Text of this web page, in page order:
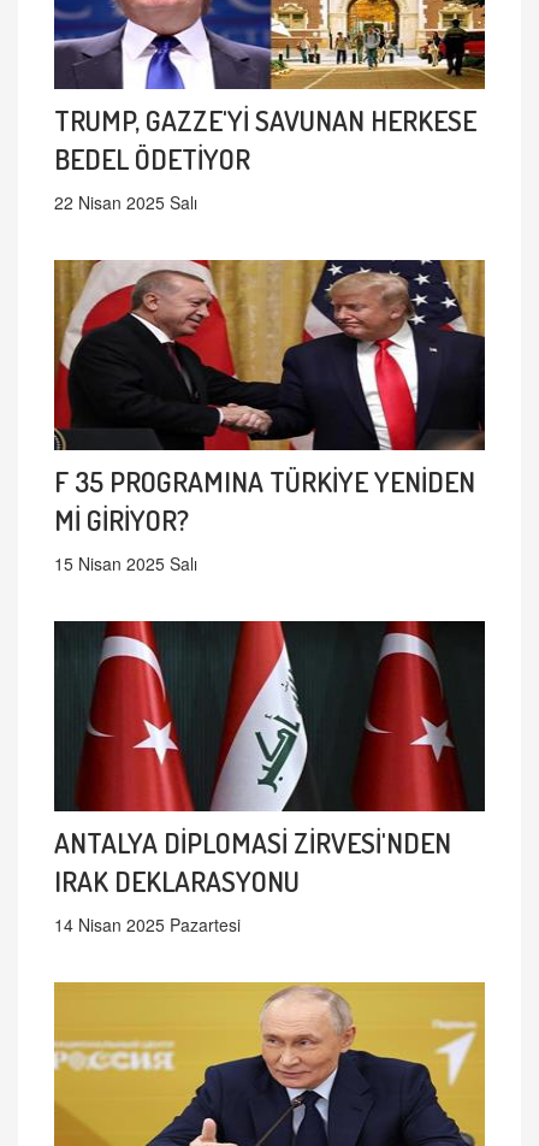
TRUMP, GAZZE'Yİ SAVUNAN HERKESE
BEDEL ÖDETİYOR
22 Nisan 2025 Salı
F 35 PROGRAMINA TÜRKİYE YENİDEN
Mİ GİRİYOR?
15 Nisan 2025 Salı
ANTALYA DİPLOMASİ ZİRVESİ'NDEN
IRAK DEKLARASYONU
14 Nisan 2025 Pazartesi